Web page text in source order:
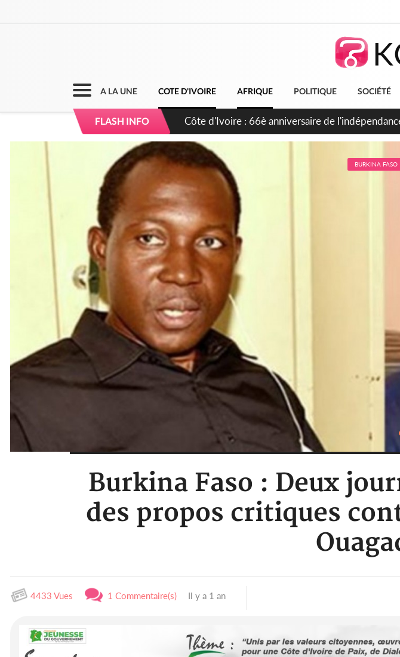
A LA UNE COTE D'IVOIRE AFRIQUE POLITIQUE SOCIÉTÉ
FLASH INFO
Côte d'Ivoire : À Abidjan, Amadou Oury Bah
développement de la Guinée
BURKINA FASO
Burkina Faso : Deux
des propos critiques
4433 Vues 1 Commentaire(s) Il y a 1 an